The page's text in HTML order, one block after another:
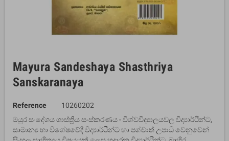
Mayura Sandeshaya Shasthriya
Sanskaranaya
Reference
10260202
මයුර සංදේශය ශාස්ත්‍රීය සංස්කරණය - විශ්වවිද්‍යාලයවල විද්‍යාර්ථින්ට,
සාමාන්‍ය හා විශේෂවේදී විද්‍යාර්ථින්ට හා පශ්චාත් උපාධි වෙනුවෙන්